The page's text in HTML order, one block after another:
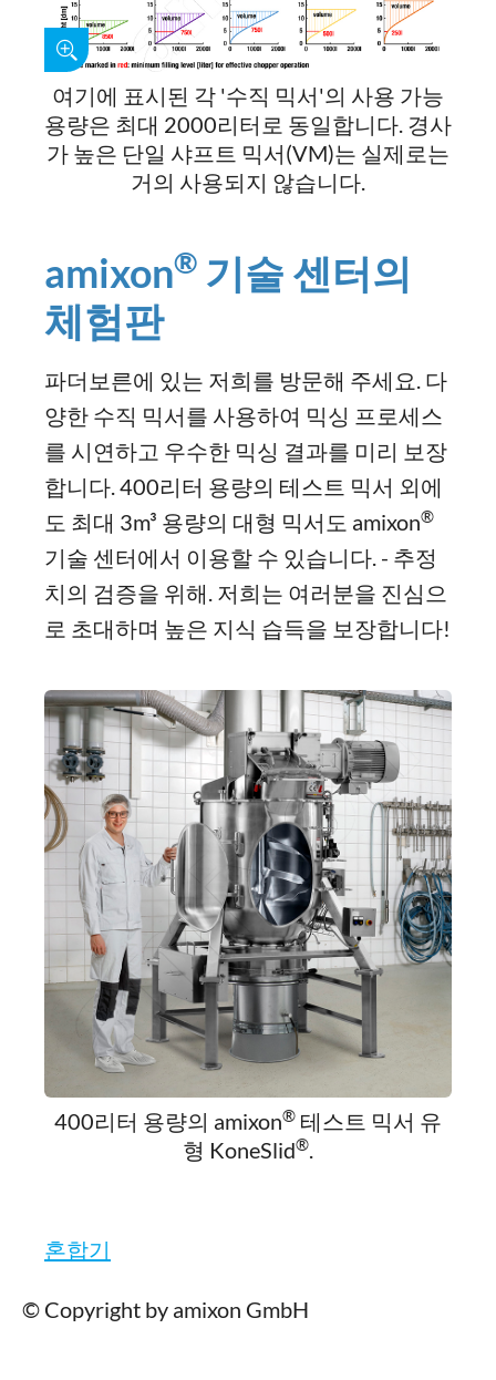
여기에 표시된 각 '수직 믹서'의 사용 가능
용량은 최대 2000리터로 동일합니다. 경사
가 높은 단일 샤프트 믹서(VM)는 실제로는
거의 사용되지 않습니다.
amixon® 기술 센터의
체험판
파더보른에 있는 저희를 방문해 주세요. 다
양한 수직 믹서를 사용하여 믹싱 프로세스
를 시연하고 우수한 믹싱 결과를 미리 보장
합니다. 400리터 용량의 테스트 믹서 외에
도 최대 3m³ 용량의 대형 믹서도 amixon®
기술 센터에서 이용할 수 있습니다. - 추정
치의 검증을 위해. 저희는 여러분을 진심으
로 초대하며 높은 지식 습득을 보장합니다!
400리터 용량의 amixon® 테스트 믹서 유
형 KoneSlid®.
혼합기
© Copyright by amixon GmbH